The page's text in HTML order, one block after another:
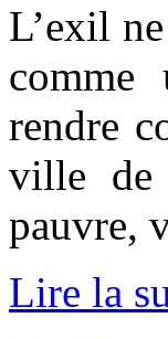
L’exil
comme
rendre
ville de
pauvre,
Lire la